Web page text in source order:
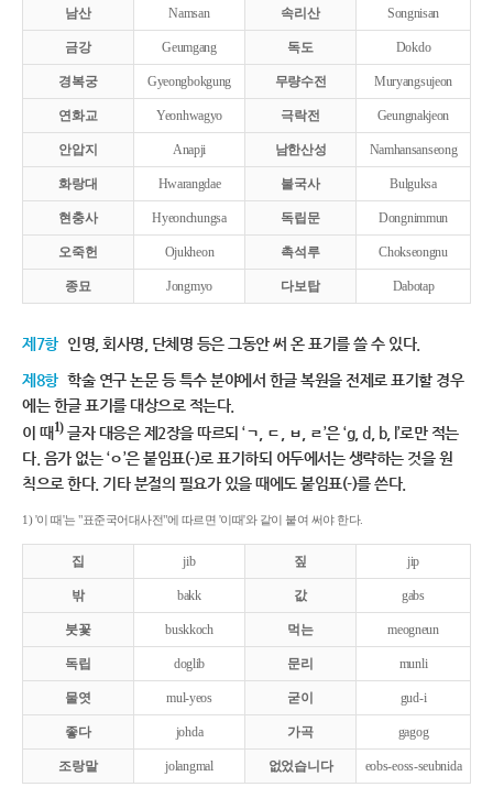
남산 Namsan 속리산 Songnisan
금강 Geumgang 독도 Dokdo
경복궁 Gyeongbokgung 무량수전 Muryangsujeon
연화교 Yeonhwagyo 극락전 Geungnakjeon
안압지 Anapji 남한산성 Namhansanseong
화랑대 Hwarangdae 불국사 Bulguksa
현충사 Hyeonchungsa 독립문 Dongnimmun
오죽헌 Ojukheon 촉석루 Chokseongnu
종묘 Jongmyo 다보탑 Dabotap
제7항 인명, 회사명, 단체명 등은 그동안 써 온 표기를 쓸 수 있다.
제8항 학술 연구 논문 등 특수 분야에서 한글 복원을 전제로 표기할 경우
에는 한글 표기를 대상으로 적는다.
이 때1)글자 대응은 제2장을 따르되 ‘ㄱ, ㄷ, ㅂ, ㄹ’은 ‘g, d, b, l’로만 적는
다. 음가 없는 ‘ㅇ’은 붙임표(-)로 표기하되 어두에서는 생략하는 것을 원
칙으로 한다. 기타 분절의 필요가 있을 때에도 붙임표(-)를 쓴다.
1) '이 때'는 "표준국어대사전"에 따르면 '이때'와 같이 붙여 써야 한다.
집 jib 짚 jip
밖 bakk 값 gabs
붓꽃 buskkoch 먹는 meogneun
독립 doglib 문리 munli
물엿 mul-yeos 굳이 gud-i
좋다 johda 가곡 gagog
조랑말 jolangmal 없었습니다 eobs-eoss-seubnida